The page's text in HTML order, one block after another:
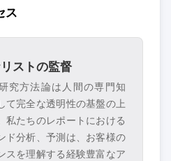
ですか？カスタマイ
、正確な要件に合わ
ください。
を依頼する →
ス
ストの監督
究方法論は人間の専門知
て完全な透明性の基盤の上
私たちのレポートにおける
ド分析、予測は、お客様の
スを理解する経験豊富なア